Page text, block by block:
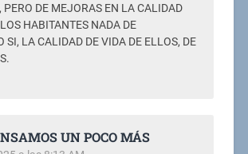
PERO DE MEJORAS EN LA CALIDAD
HABITANTES NADA DE
SI, LA CALIDAD DE VIDA DE ELLOS, DE
UN POCO MÁS